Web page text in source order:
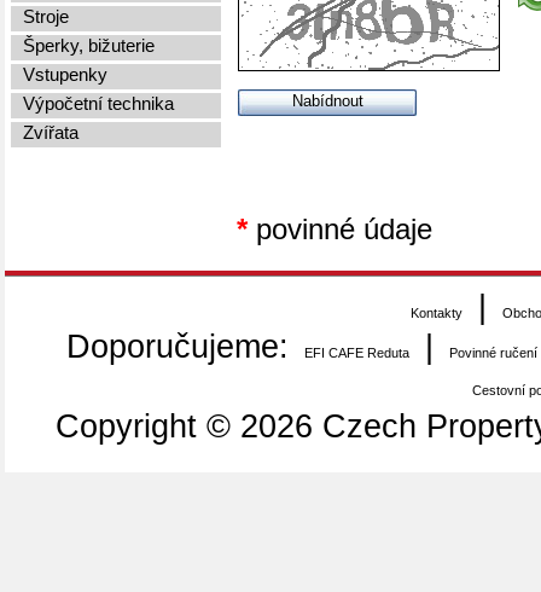
*povinné údaje
Stroje
Šperky, bižuterie
Vstupenky
Výpočetní technika
Zvířata
Kontakty
Doporučujeme: EFI CAFE Reduta Povinné ručení
Cestovní
Copyright © 2026 Czech